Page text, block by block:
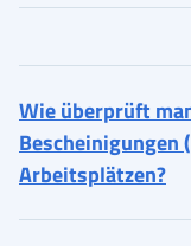
Wie überprüft
Bescheinigungen
Arbeitsplätzen?